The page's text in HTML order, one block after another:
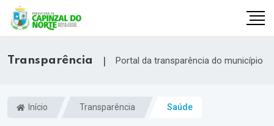
Transparência | Portal da transparência do município
Início Transparência Saúde